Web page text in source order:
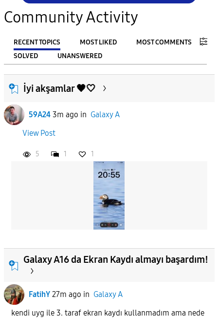
Community Activity
RECENT TOPICS MOST LIKED
MOST COMMENTS
SOLVED
UNANSWERED
FILTER:
From
To
İyi akşamlar 🖤🤍
59A24 3m ago in Galaxy A
View Post
5 1 1
Galaxy A16 da Ekran Kaydı almayı başardım!
FatihY 27m ago in Galaxy A
kendi uyg ile 3. taraf ekran kaydı kullanmadım ama nede